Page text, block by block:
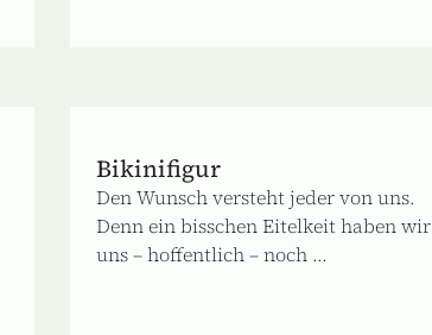
Bikinifigur
Den Wunsch versteht jeder von uns.
Denn ein bisschen Eitelkeit haben wir
uns – hoffentlich – noch ...